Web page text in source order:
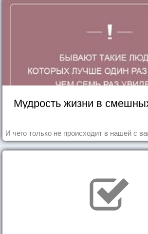
Мудрость жизни в
И чего только не происходит в нашей с